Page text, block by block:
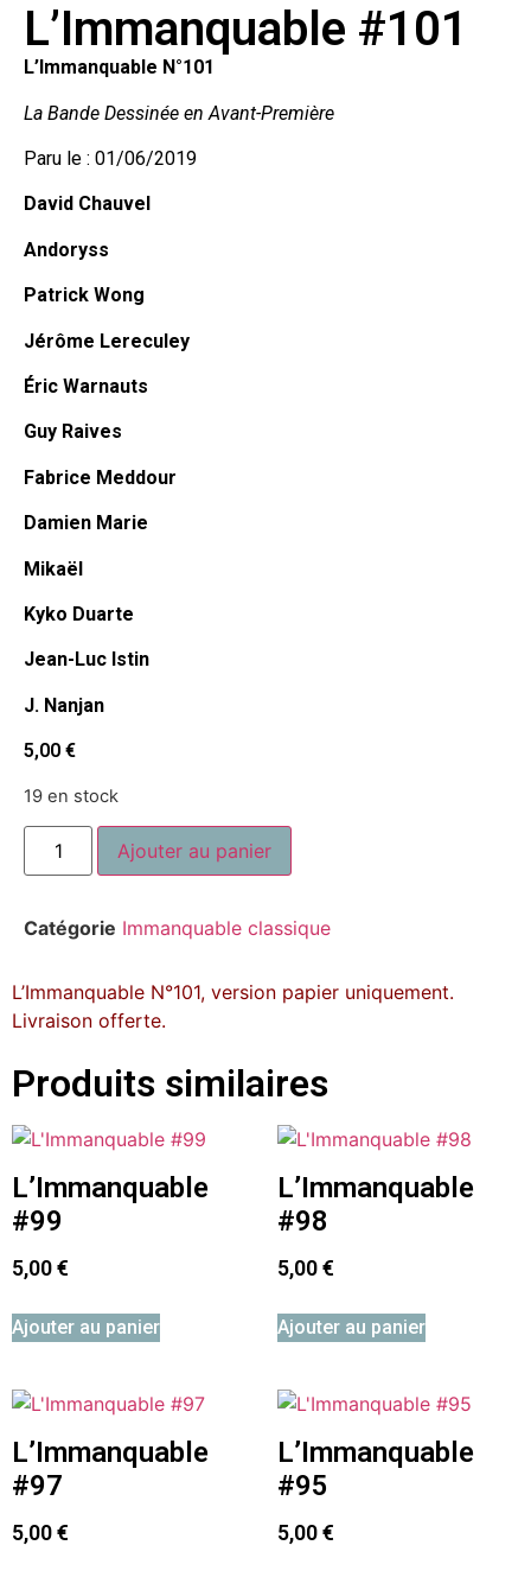
L’Immanquable #101
L’Immanquable N°101
La Bande Dessinée en Avant-Première
Paru le : 01/06/2019
David Chauvel
Andoryss
Patrick Wong
Jérôme Lereculey
Éric Warnauts
Guy Raives
Fabrice Meddour
Damien Marie
Mikaël
Kyko Duarte
Jean-Luc Istin
J. Nanjan
5,00 €
19 en stock
Ajouter au panier
Catégorie Immanquable classique
L’Immanquable N°101, version papier uniquement.
Livraison offerte.
Produits similaires
L’Immanquable
#99
5,00€
Ajouter au panier
L’Immanquable
#98
5,00€
Ajouter au panier
L’Immanquable
#97
5,00€
L’Immanquable
#95
5,00€